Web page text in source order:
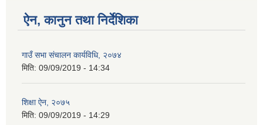
ऐन, कानुन तथा निर्देशिका
गाउँ सभा संचालन कार्यविधि, २०७४
मिति: 09/09/2019 - 14:34
शिक्षा ऐन, २०७५
मिति: 09/09/2019 - 14:29